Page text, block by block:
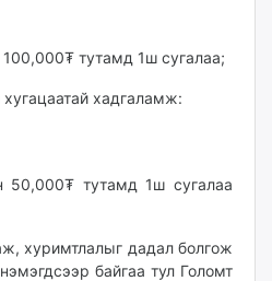
100,000₮ тутамд 1ш сугалаа;
хугацаатай хадгаламж:
50,000₮ тутамд 1ш сугалаа
хуримтлалыг дадал болгож
байгаа тул Голомт